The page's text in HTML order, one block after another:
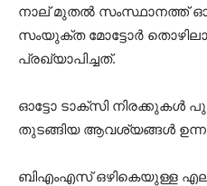
നാല് മുതല്‍ സംസ്ഥാനത്ത്
സംയുക്ത മോട്ടോര്‍
പ്രഖ്യാപിച്ചത്.
ഓട്ടോ ടാക്‌സി നിരക്കുകള്‍
തുടങ്ങിയ ആവശ്യങ്ങള്‍
ബിഎംഎസ് ഒഴികെയുള്ള